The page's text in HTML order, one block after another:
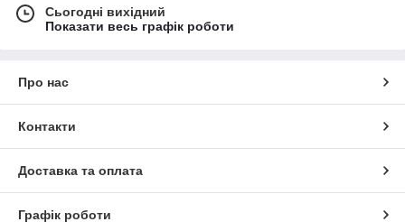
Сьогодні вихідний
Показати весь графік роботи
Про нас
Контакти
Доставка та оплата
Графік роботи